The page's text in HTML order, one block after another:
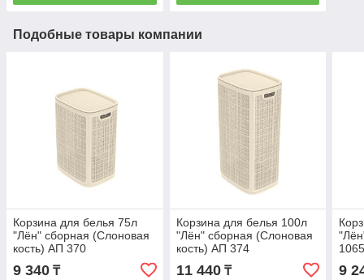
Подобные товары компании
Корзина для белья 75л
"Лён" сборная (Слоновая
кость) АП 370
9 340 ₸
Корзина для белья 100л
"Лён" сборная (Слоновая
кость) АП 374
11 440₸ 9